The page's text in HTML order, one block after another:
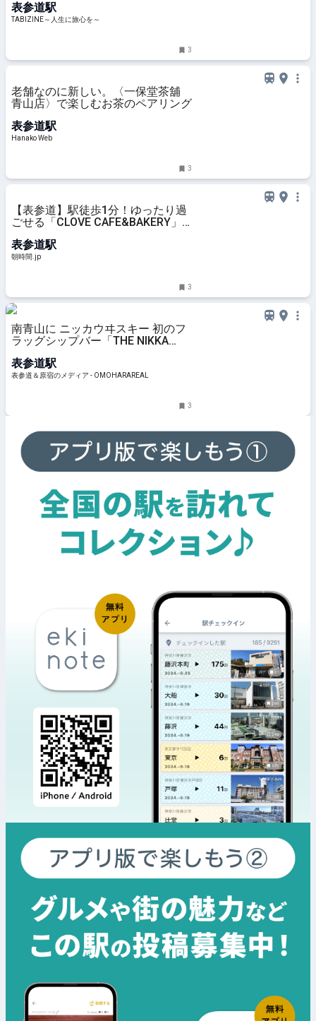
氷”の共演「AMAM DACOTAN
cafe&#038;bake」｜表参道 |
表参道駅
TABIZINE～人生に旅心を～
3
老舗なのに新しい。〈一保堂茶舖
青山店〉で楽しむお茶のペアリング
表参道駅
Hanako Web
3
【表参道】駅徒歩1分！ゆったり過
ごせる「CLOVE CAFE&BAKERY」
表参道駅
朝時間.jp
3
南青山に ニッカウヰスキー 初のフ
ラッグシップバー「THE NIKKA
るを愉しむ"、新しい一杯を｜表参
道＆原宿のメディア -
表参道駅
表参道＆原宿のメディア - OMOHARAREAL
3